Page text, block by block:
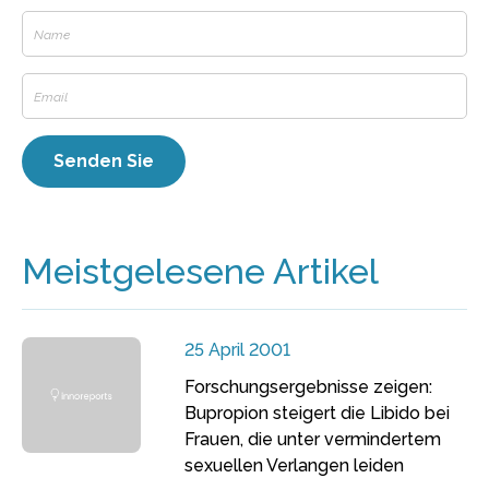
Meistgelesene Artikel
25 April 2001
Forschungsergebnisse zeigen:
Bupropion steigert die Libido bei
Frauen, die unter vermindertem
sexuellen Verlangen leiden